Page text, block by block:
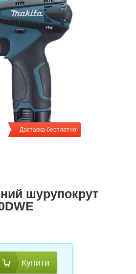
Доставка бесплатно!
шурупокрут
Купити